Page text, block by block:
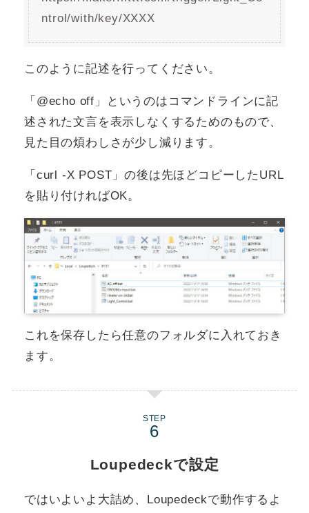
ntrol/with/key/XXXX
このように記述を行ってください。
「@echo off」というのはコマンドラインに記
述された文言を表示しなくするためのもので、
見た目の煩わしさが少し減ります。
「curl -X POST」の後は先ほどコピーしたURL
を貼り付ければOK。
これを保存したら任意のフォルダに入れておき
ます。
STEP
Loupedeckで設定
ではいよいよ大詰め、Loupedeckで動作するよ